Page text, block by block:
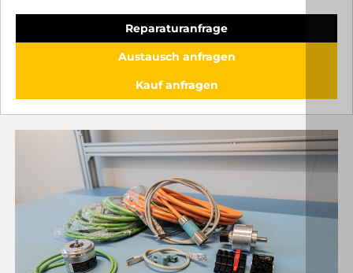
Reparaturanfrage
Austausch anfragen
Kauf anfragen